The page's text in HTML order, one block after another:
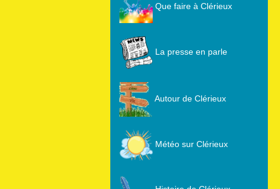
Que faire à Clérieux
La presse en parle
Autour de Clérieux
Météo sur Clérieux